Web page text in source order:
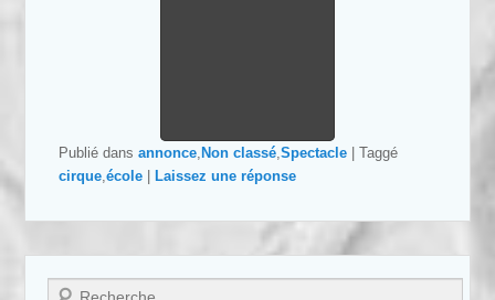
Publié dans annonce Non classé ,Spectacle |Taggé
cirque ,école Laissez une réponse
Recherche